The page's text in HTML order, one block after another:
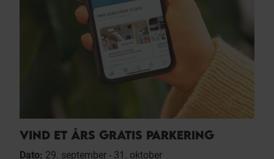
VIND ET ÅRS GRATIS PARKERING
Dato: 29. september - 31. oktober